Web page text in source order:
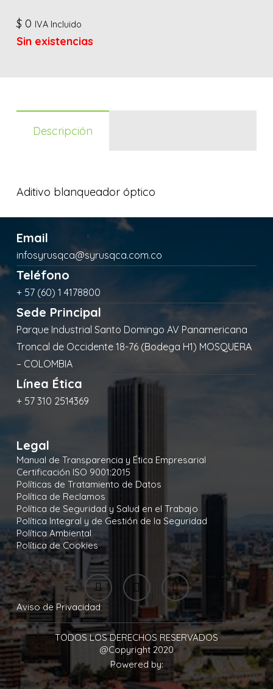
$ 0 IVA Incluido
Sin existencias
Descripción
Aditivo blanqueador óptico
Email
infosyrusqca@syrusqca.com.co
Teléfono
+ 57 (60) 1 4178800
Sede Principal
Parque Industrial Santo Domingo AV Panamericana
Troncal de Occidente 18-76 (Bodega H1) MOSQUERA
– COLOMBIA
Línea Ética
+ 57 310 2514369
Legal
Manual de Transparencia y Ética Empresarial
Certificación ISO 9001:2015
Políticas de Tratamiento de Datos
Política de Reclamos
Política de Seguridad y Salud en el Trabajo
Política Integral y de Gestión de la Seguridad
Política Ambiental
Política de Cookies
Aviso de Privacidad
TODOS LOS DERECHOS RESERVADOS
@Copyright 2020
Powered by: